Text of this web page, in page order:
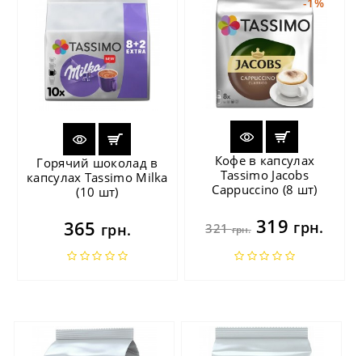
Горячий шоколад в
капсулах Tassimo Milka
(10 шт)
365 грн.
Кофе в капсулах
Tassimo Jacobs
Cappuccino (8 шт)
321грн.319 грн.